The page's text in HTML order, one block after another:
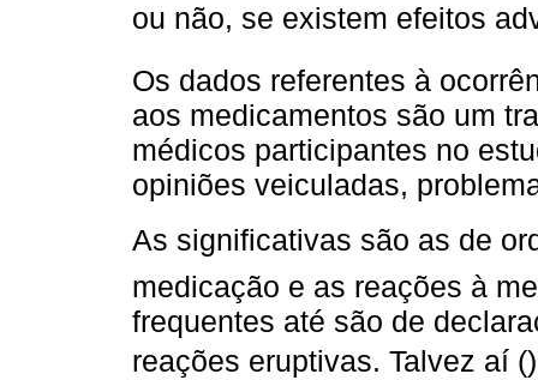
ou não, se existem efeitos
Os dados referentes à
aos medicamentos são um
médicos participantes no
opiniões veiculadas,
As significativas são as de
medicação e as reações à
frequentes até são de
reações eruptivas. Talvez aí (